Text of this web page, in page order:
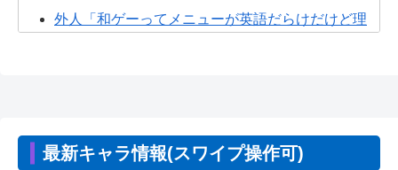
外人「和ゲーってメニューが英語だらけだけど理
【悲報】Steamユーザー、ビデメモ16GBが主流に
www
最新キャラ情報(スワイプ操作可)